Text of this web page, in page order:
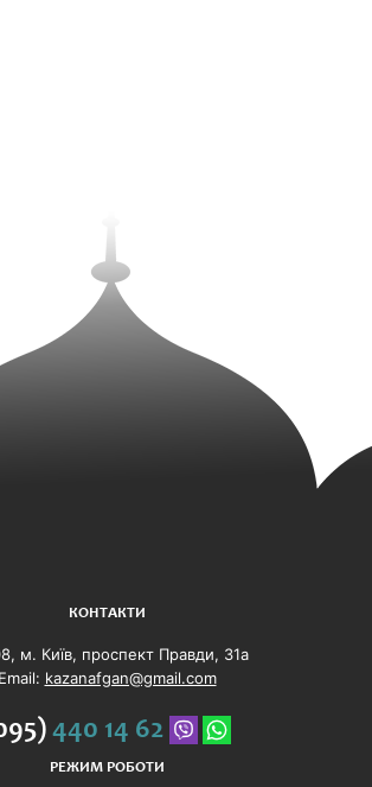
КОНТАКТИ
м. Київ, проспект Правди, 31а
Email: kazanafgan@gmail.com
440 14 62
РЕЖИМ РОБОТИ